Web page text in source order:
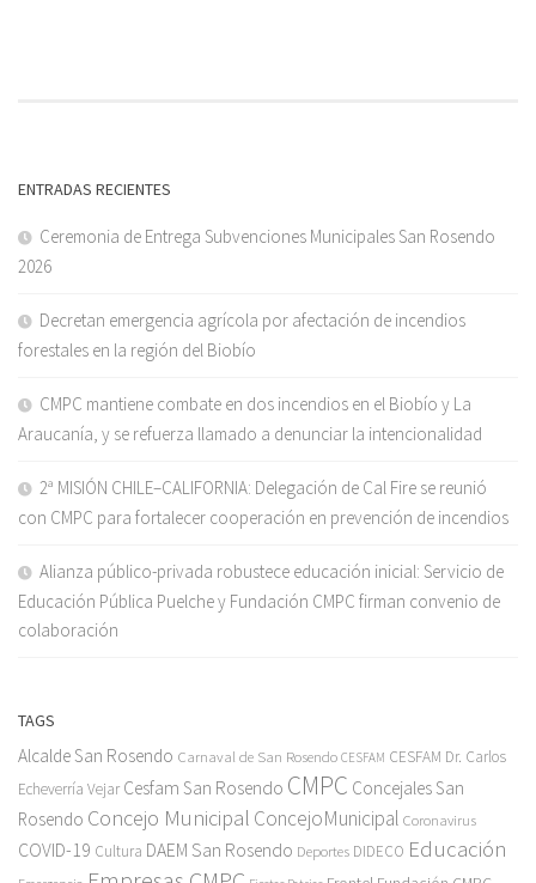
ENTRADAS RECIENTES
Ceremonia de Entrega Subvenciones Municipales San Rosendo
2026
Decretan emergencia agrícola por afectación de incendios
forestales en la región del Biobío
CMPC mantiene combate en dos incendios en el Biobío y La
Araucanía, y se refuerza llamado a denunciar la intencionalidad
2ª MISIÓN CHILE–CALIFORNIA: Delegación de Cal Fire se reunió
con CMPC para fortalecer cooperación en prevención de incendios
Alianza público-privada robustece educación inicial: Servicio de
Educación Pública Puelche y Fundación CMPC firman convenio de
colaboración
TAGS
Alcalde San Rosendo Carnaval de San Rosendo CESFAM CESFAM Dr. Carlos
Echeverría Vejar Cesfam San Rosendo CMPC Concejales San
Rosendo Concejo Municipal ConcejoMunicipal Coronavirus
COVID-19 Cultura DAEM San Rosendo Deportes DIDECO Educación